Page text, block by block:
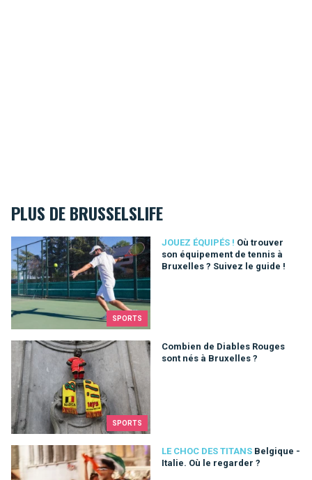
PLUS DE BRUSSELSLIFE
SPORTS
JOUEZ ÉQUIPÉS ! Où trouver
son équipement de tennis à
Bruxelles ? Suivez le guide !
Où trouver son équipement de tennis à Bruxelles ? Suivez le
SPORTS
Combien de Diables Rouges
sont nés à Bruxelles ?
Combien de Diables Rouges sont nés à Bruxelles ?
LE CHOC DES TITANS Belgique -
Italie. Où le regarder ?
Belgique - Italie. Où le regarder ?